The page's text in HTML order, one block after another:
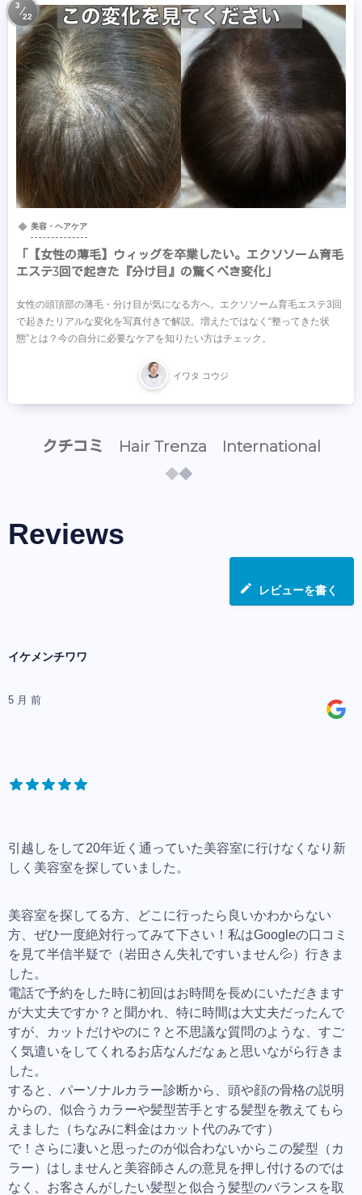
美容・ヘアケア
「【女性の薄毛】ウィッグを卒業したい。エクソソーム育毛
エステ3回で起きた『分け目』の驚くべき変化」
女性の頭頂部の薄毛・分け目が気になる方へ。エクソソーム育毛エステ3回
で起きたリアルな変化を写真付きで解説。増えたではなく“整ってきた状
態”とは？今の自分に必要なケアを知りたい方はチェック。
イワタ コウジ
3
22
クチコミ Hair Trenza International
Reviews
レビューを書く
イケメンチワワ
5 月 前
引越しをして20年近く通っていた美容室に行けなくなり新
しく美容室を探していました。
美容室を探してる方、どこに行ったら良いかわからない
方、ぜひ一度絶対行ってみて下さい！私はGoogleの口コミ
を見て半信半疑で（岩田さん失礼ですいません💦）行きま
した。
電話で予約をした時に初回はお時間を長めにいただきます
が大丈夫ですか？と聞かれ、特に時間は大丈夫だったんで
すが、カットだけやのに？と不思議な質問のような、すご
く気遣いをしてくれるお店なんだなぁと思いながら行きま
した。
すると、パーソナルカラー診断から、頭や顔の骨格の説明
からの、似合うカラーや髪型苦手とする髪型を教えてもら
えました（ちなみに料金はカット代のみです）
で！さらに凄いと思ったのが似合わないからこの髪型（カ
ラー）はしませんと美容師さんの意見を押し付けるのでは
なく、お客さんがしたい髪型と似合う髪型のバランスを取